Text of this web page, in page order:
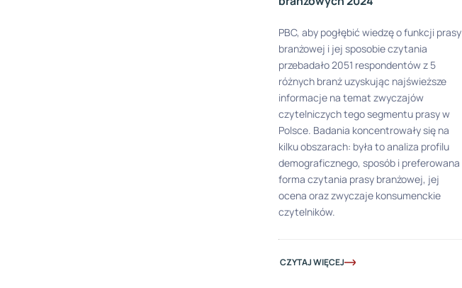
PBC, aby pogłębić wiedzę o funkcji prasy
branżowej i jej sposobie czytania
przebadało 2051 respondentów z 5
różnych branż uzyskując najświeższe
informacje na temat zwyczajów
czytelniczych tego segmentu prasy w
Polsce. Badania koncentrowały się na
kilku obszarach: była to analiza profilu
demograficznego, sposób i preferowana
forma czytania prasy branżowej, jej
ocena oraz zwyczaje konsumenckie
czytelników.
CZYTAJ WIĘCEJ